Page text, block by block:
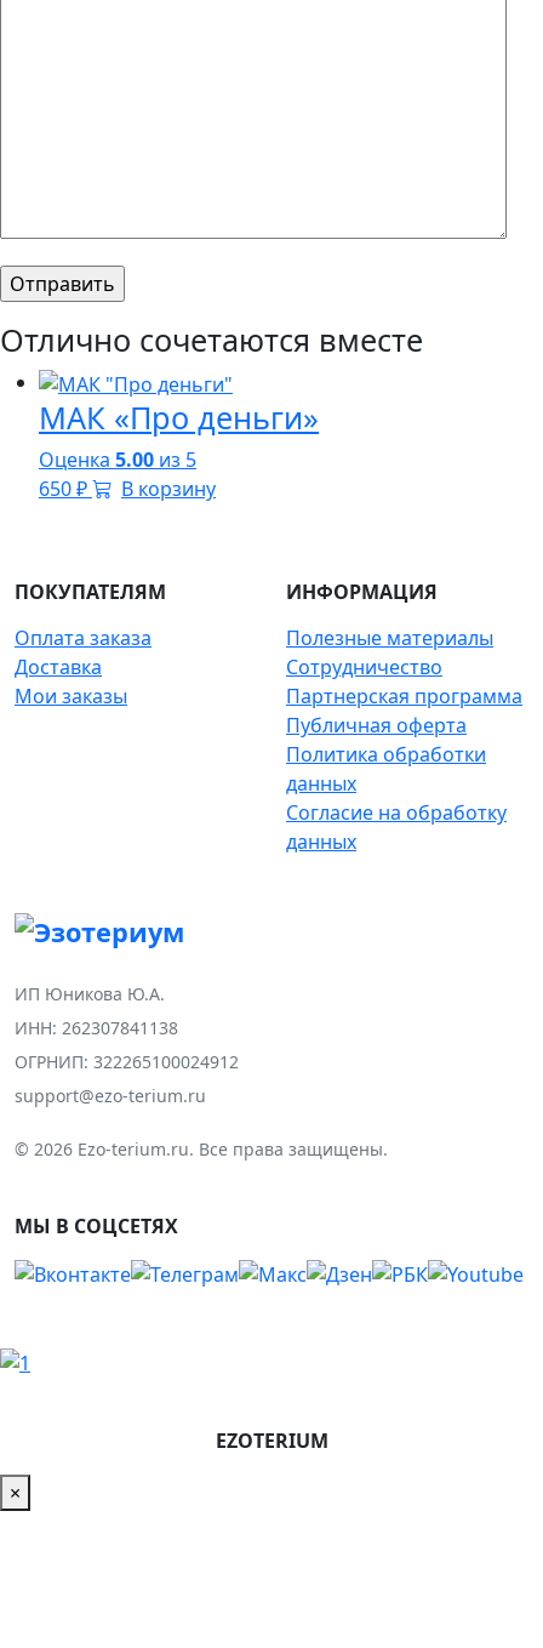
Отлично сочетаются вместе
МАК «Про деньги»
Оценка 5.00 из 5
650₽ В корзину
ИП Юникова Ю.А.
ИНН: 262307841138
ОГРНИП: 322265100024912
support@ezo-terium.ru
© 2026 Ezo-terium.ru. Все права защищены.
ПОКУПАТЕЛЯМ
Оплата заказа
Доставка
Мои заказы
ИНФОРМАЦИЯ
Полезные материалы
Сотрудничество
Партнерская программа
Публичная оферта
Политика обработки
данных
Согласие на обработку
данных
МЫ В СОЦСЕТЯХ
EZOTERIUM
×